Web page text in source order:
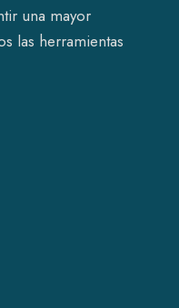
una mayor
las herramientas